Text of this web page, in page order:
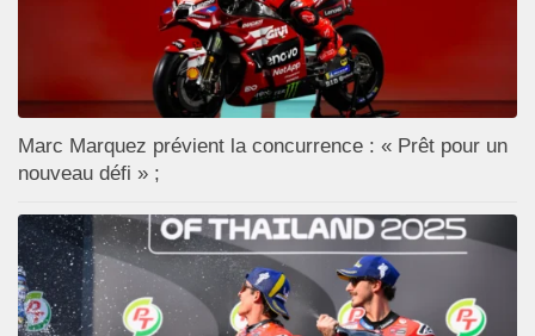
Marc Marquez prévient la concurrence : « Prêt pour un
nouveau défi » ;